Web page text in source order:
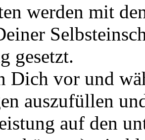
werden mit
gesetzt.
Dich vor und
auszufüllen
auf den